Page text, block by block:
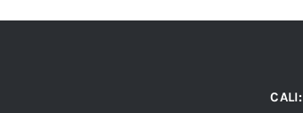
CALI: